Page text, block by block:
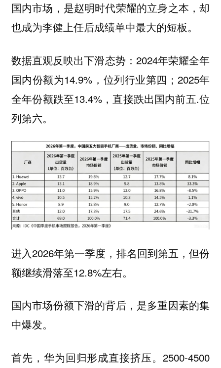
国内市场，是赵明时代荣耀的立身之本，却
也成为李健上任后成绩单中最大的短板。
数据直观反映出下滑态势：2024年荣耀全年
国内份额为14.9%，位列行业第四；2025年
全年份额跌至13.4%，直接跌出国内前五.位
列第六。
进入2026年第一季度，排名回到第五，但份
额继续滑落至12.8%左右。
国内市场份额下滑的背后，是多重因素的集
中爆发。
首先，华为回归形成直接挤压。2500-4500